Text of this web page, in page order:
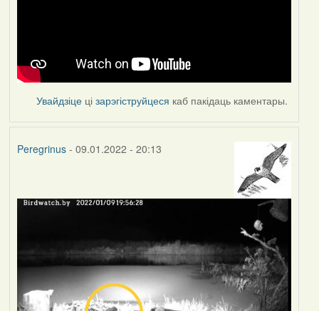
Увайдзіце цізарэгіструйцеся каб пакідаць каментары.
Peregrinus- 09.01.2022 - 20:13